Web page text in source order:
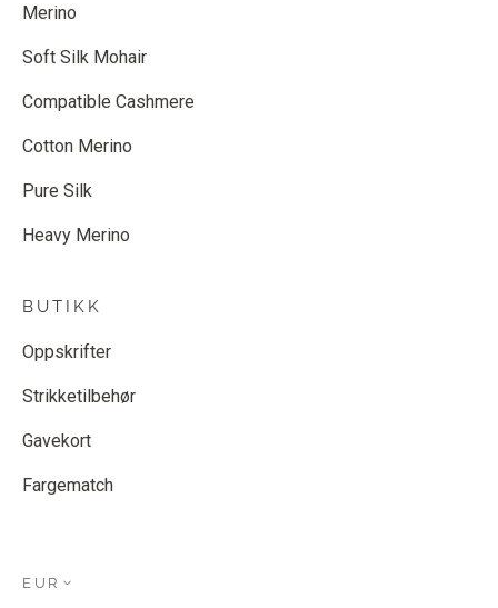
Merino
Soft Silk Mohair
Compatible Cashmere
Cotton Merino
Pure Silk
Heavy Merino
BUTIKK
Oppskrifter
Strikketilbehør
Gavekort
Fargematch
EUR